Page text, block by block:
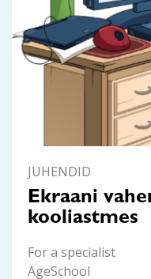
JUHENDID
Ekraani
kooliastmes
For a specialist
AgeSchool